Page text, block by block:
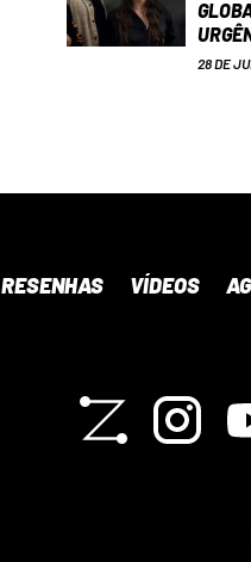
28 DE
RESENHAS VÍDEOS